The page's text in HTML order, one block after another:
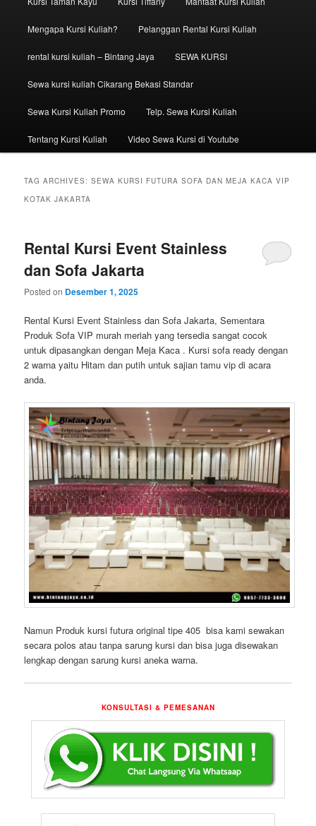
Mengapa Kursi Kuliah? Pelanggan Rental Kursi Kuliah
rental kursi kuliah – Bintang Jaya SEWA KURSI
Sewa kursi kuliah Cikarang Bekasi Standar
Sewa Kursi Kuliah Promo Telp. Sewa Kursi Kuliah
Tentang Kursi Kuliah Video Sewa Kursi di Youtube
TAG ARCHIVES:SEWA KURSI FUTURA SOFA DAN MEJA KACA VIP
KOTAK JAKARTA
Rental Kursi Event Stainless
dan Sofa Jakarta
Posted on Desember 1, 2025
Rental Kursi Event Stainless dan Sofa Jakarta, Sementara
Produk Sofa VIP murah meriah yang tersedia sangat cocok
untuk dipasangkan dengan Meja Kaca . Kursi sofa ready dengan
2 warna yaitu Hitam dan putih untuk sajian tamu vip di acara
anda.
Namun Produk kursi futura original tipe 405 bisa kami sewakan
secara polos atau tanpa sarung kursi dan bisa juga disewakan
lengkap dengan sarung kursi aneka warna.
KONSULTASI & PEMESANAN